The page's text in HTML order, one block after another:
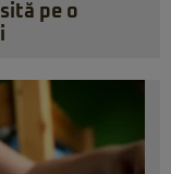
pe o